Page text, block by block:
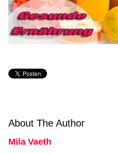
About The Author
Mila Vaeth